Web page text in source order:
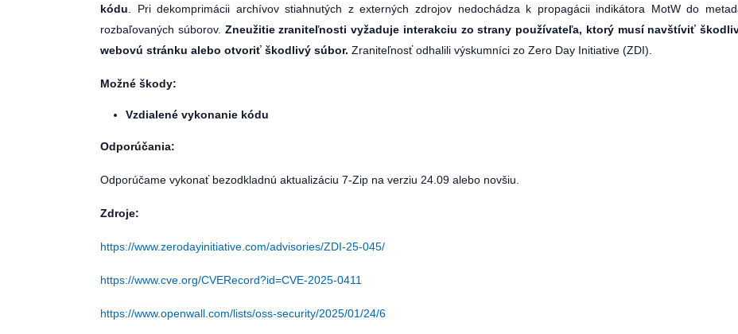
kódu . Pri dekomprimácii archívov stiahnutých z externých zdrojov nedochádza k propagácii indikátora MotW do
rozbaľovaných súborov. Zneužitie zraniteľnosti vyžaduje interakciu zo strany používateľa, ktorý musí navštíviť
webovú stránku alebo otvoriť škodlivý súbor. Zraniteľnosť odhalili výskumníci zo Zero Day Initiative (ZDI).
Možné škody:
Vzdialené vykonanie kódu
Odporúčania:
Odporúčame vykonať bezodkladnú aktualizáciu 7-Zip na verziu 24.09 alebo novšiu.
Zdroje:
https://www.zerodayinitiative.com/advisories/ZDI-25-045/
https://www.cve.org/CVERecord?id=CVE-2025-0411
https://www.openwall.com/lists/oss-security/2025/01/24/6